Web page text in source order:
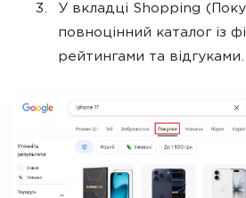
У вкладці Shopping
повноцінний каталог із
рейтингами та відгуками.